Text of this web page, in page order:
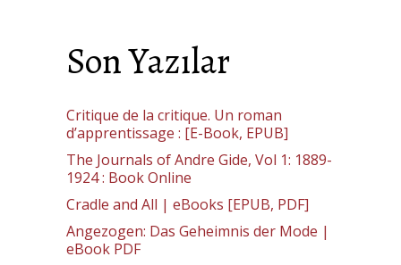
Son Yazılar
Critique de la critique. Un roman
d’apprentissage : [E-Book, EPUB]
The Journals of Andre Gide, Vol 1: 1889-
1924 : Book Online
Cradle and All | eBooks [EPUB, PDF]
Angezogen: Das Geheimnis der Mode |
eBook PDF